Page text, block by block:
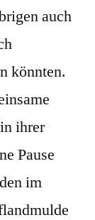
auch
könnten.
ihrer
Pause
im